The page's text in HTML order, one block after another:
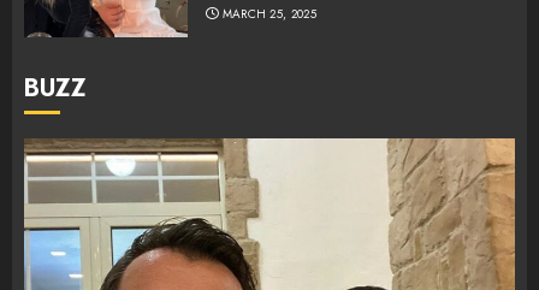
MARCH 25, 2025
BUZZ